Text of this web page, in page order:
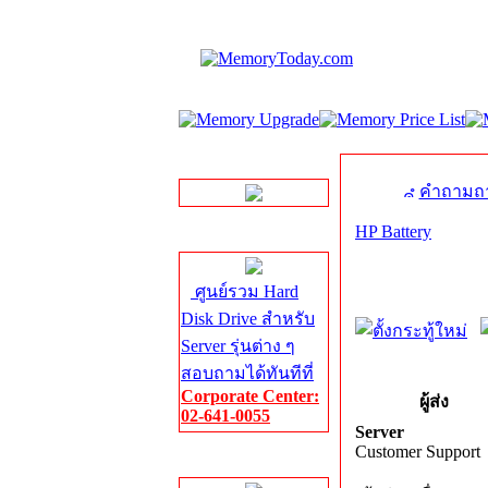
ศูนย์รวม Hard
Disk Drive สำหรับ
Server รุ่นต่าง ๆ
สอบถามได้ทันทีที่
Corporate Center:
02-641-0055
คำถาม
HP Battery
ผู้ส่ง
Server
Customer Support